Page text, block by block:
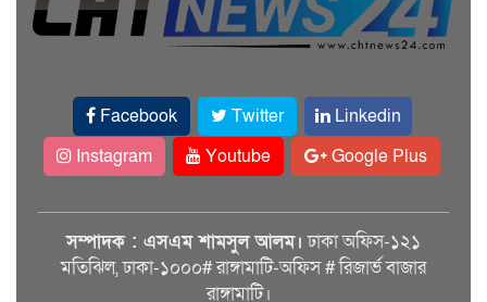
Facebook Twitter
Linkedin
Instagram
Youtube Google Plus
সম্পাদক : এসএম শামসুল আলম। ঢাকা অফিস-১২১
মতিঝিল, ঢাকা-১০০০# রাঙ্গামাটি-অফিস # রিজার্ভ বাজার
রাঙ্গামাটি।